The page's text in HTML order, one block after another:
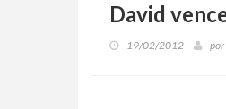
David
19/02/2012 por